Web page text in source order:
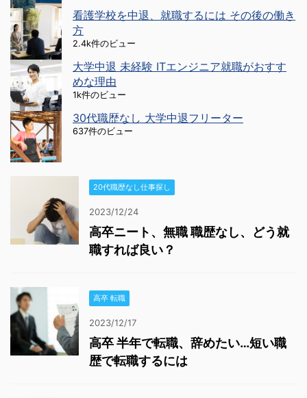
看護学校を中退、就職するには その後の働き
方
2.4k件のビュー
大学中退 未経験 ITエンジニア就職がおすす
めな理由
1k件のビュー
30代職歴なし 大学中退フリーター
637件のビュー
20代職歴なし仕事探し
2023/12/24
高卒ニート、無職 職歴なし、どう就
職すれば良い？
高卒 転職
2023/12/17
高卒 半年で転職、辞めたい…短い職
歴で転職するには